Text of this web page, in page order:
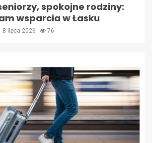
spokojne rodziny:
wsparcia w Łasku
8 lipca 2026 76